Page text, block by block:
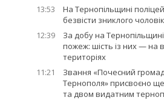
13:53
На Тернопільщині
безвісти зниклого
12:39
За добу на
пожеж: шість із них — на
територіях
11:21
Звання «Почесний
Тернополя» присвоєно
та двом видатним